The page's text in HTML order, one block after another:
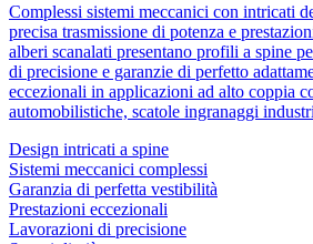
Complessi sistemi meccanici con intricati
precisa trasmissione di potenza e
alberi scanalati presentano profili a spine
di precisione e garanzie di perfetto
eccezionali in applicazioni ad alto coppia
automobilistiche, scatole ingranaggi
Design intricati a spine
Sistemi meccanici complessi
Garanzia di perfetta vestibilità
Prestazioni eccezionali
Lavorazioni di precisione